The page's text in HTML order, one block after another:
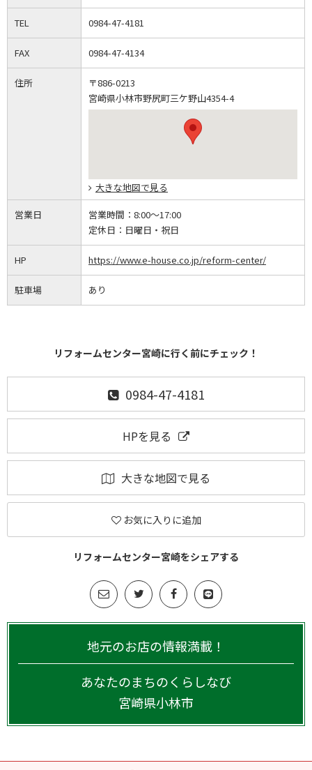
TEL 0984-47-4181
FAX 0984-47-4134
住所
〒886-0213
宮崎県小林市野尻町三ケ野山4354-4
大きな地図で見る
営業日 営業時間： 8:00～17:00
定休日： 日曜日・祝日
HP https://www.e-house.co.jp/reform-center/
駐車場 あり
リフォームセンター宮崎に行く前にチェック！
0984-47-4181
HPを見る
大きな地図で見る
お気に入りに追加
リフォームセンター宮崎をシェアする
地元のお店の情報満載！
あなたのまちのくらしなび
宮崎県小林市